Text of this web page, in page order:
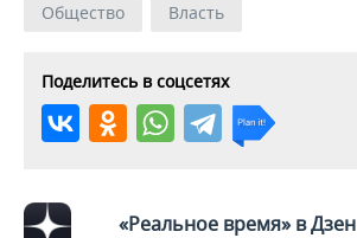
Общество Власть
Поделитесь в соцсетях
«Реальное время» в Дзен